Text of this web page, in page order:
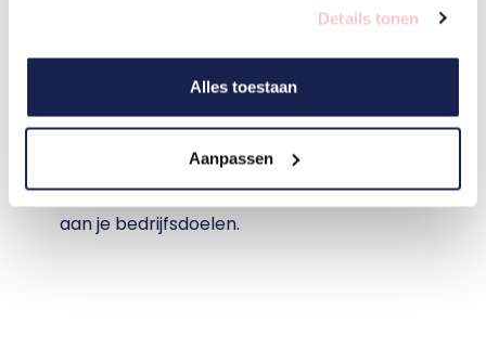
Details tonen
Alles toestaan
Aanpassen
monitoren voortdurend de prestaties van het
systeem en voeren indien nodig aanpassingen
door om ervoor te zorgen dat het blijft voldoen
aan je bedrijfsdoelen.